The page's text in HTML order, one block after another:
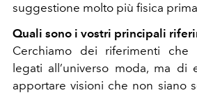
suggestione molto più fisica
Quali sono i vostri principali
Cerchiamo dei riferimenti
legati all’universo moda, ma di
apportare visioni che non siano